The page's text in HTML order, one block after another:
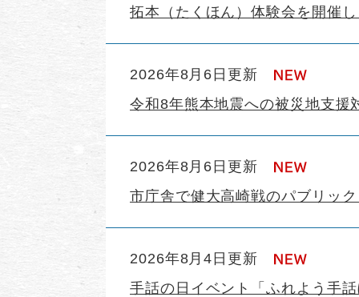
拓本（たくほん）体験会を開催
2026年8月6日更新
令和8年熊本地震への被災地支援
2026年8月6日更新
市庁舎で健大高崎戦のパブリッ
2026年8月4日更新
手話の日イベント「ふれよう手